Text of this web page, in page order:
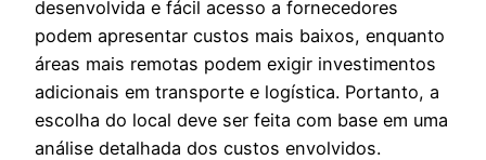
desenvolvida e fácil acesso a fornecedores
podem apresentar custos mais baixos, enquanto
áreas mais remotas podem exigir investimentos
adicionais em transporte e logística. Portanto, a
escolha do local deve ser feita com base em uma
análise detalhada dos custos envolvidos.